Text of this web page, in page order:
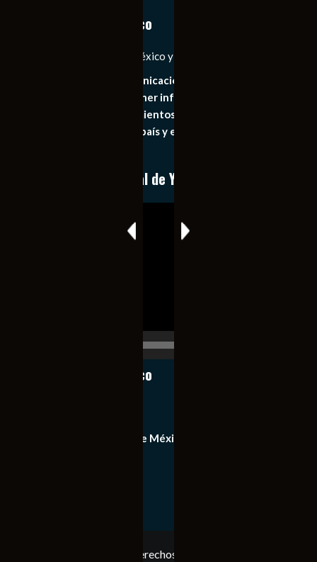
Notiexpress de México
Las Noticias Diarias de México y el Mundo a Tu Alcance
Somos un medio de comunicación digital que tiene como
principal objetivo mantener informado al publico en
general de los acontecimientos mas recientes e
importantes de nuestro país y el mundo de forma eficaz,
Conoce nuestro canal de YouTube
Notiexpress de México
Equipo de Notiexpress de México
Copyright © Todos los derechos reservados. Notiexpress